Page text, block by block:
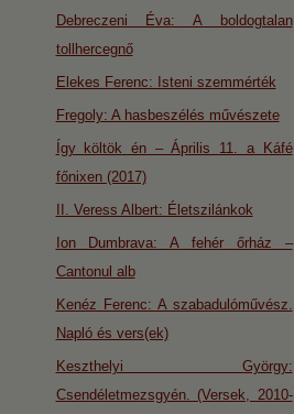
Debreczeni Éva: A boldogtalan
tollhercegnő
Elekes Ferenc: Isteni szemmérték
Fregoly: A hasbeszélés művészete
Így költök én – Április 11. a Káfé
főnixen (2017)
II. Veress Albert: Életszilánkok
Ion Dumbrava: A fehér őrház –
Cantonul alb
Kenéz Ferenc: A szabadulóművész.
Napló és vers(ek)
Keszthelyi György:
Csendéletmezsgyén. (Versek, 2010-